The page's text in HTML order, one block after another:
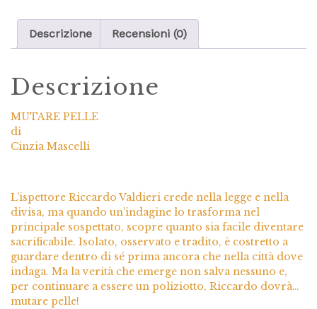
Descrizione Recensioni (0)
Descrizione
MUTARE PELLE
di
Cinzia Mascelli
L’ispettore Riccardo Valdieri crede nella legge e nella
divisa, ma quando un’indagine lo trasforma nel
principale sospettato, scopre quanto sia facile diventare
sacrificabile. Isolato, osservato e tradito, è costretto a
guardare dentro di sé prima ancora che nella città dove
indaga. Ma la verità che emerge non salva nessuno e,
per continuare a essere un poliziotto, Riccardo dovrà…
mutare pelle!